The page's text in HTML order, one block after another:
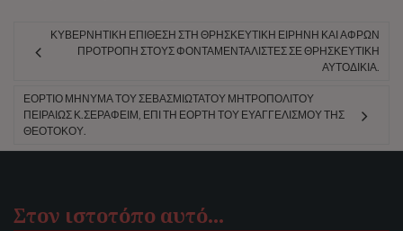
ΚΥΒΕΡΝΗΤΙΚΉ ἘΠΊΘΕΣΗ ΣΤΉ ΘΡΗΣΚΕΥΤΙΚΉ ΕἸΡΉΝΗ ΚΑΊ ἌΦΡΩΝ
ΠΡΟΤΡΟΠΉ ΣΤΟΎΣ ΦΟΝΤΑΜΕΝΤΑΛΙΣΤΈΣ ΣΈ ΘΡΗΣΚΕΥΤΙΚΉ
ΑΥ̓ΤΟΔΙΚΊΑ.
ΕΌΡΤΙΟ ΜΉΝΥΜΑ ΤΟΥ ΣΕΒΑΣΜΙΩΤΆΤΟΥ ΜΗΤΡΟΠΟΛΊΤΟΥ
ΠΕΙΡΑΙΏΣ Κ.ΣΕΡΑΦΕΊΜ, ΕΠΊ ΤΗ ΕΟΡΤΉ ΤΟΥ ΕΥΑΓΓΕΛΙΣΜΟΎ ΤΗΣ
ΘΕΟΤΌΚΟΥ.
Στον ιστοτόπο αυτό…